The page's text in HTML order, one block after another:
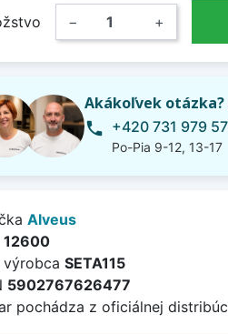
− +
Akákoľvek otázka?
phone +420 731 979
Po-Pia 9-12, 13-17
Alveus
12600
výrobca SETA115
5902767626477
pochádza z oficiálnej